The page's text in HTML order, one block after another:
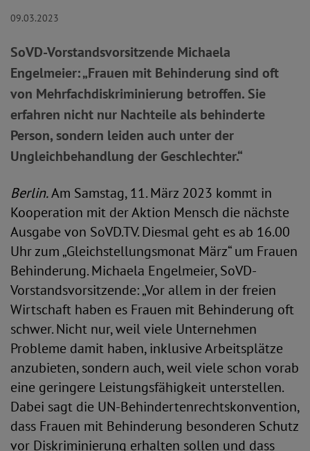
09.03.2023
SoVD-Vorstandsvorsitzende Michaela
Engelmeier: „Frauen mit Behinderung sind oft
von Mehrfachdiskriminierung betroffen. Sie
erfahren nicht nur Nachteile als behinderte
Person, sondern leiden auch unter der
Ungleichbehandlung der Geschlechter.“
Berlin.Am Samstag, 11. März 2023 kommt in
Kooperation mit der Aktion Mensch die nächste
Ausgabe von SoVD.TV. Diesmal geht es ab 16.00
Uhr zum „Gleichstellungsmonat März“ um Frauen
Behinderung. Michaela Engelmeier, SoVD-
Vorstandsvorsitzende: „Vor allem in der freien
Wirtschaft haben es Frauen mit Behinderung oft
schwer. Nicht nur, weil viele Unternehmen
Probleme damit haben, inklusive Arbeitsplätze
anzubieten, sondern auch, weil viele schon vorab
eine geringere Leistungsfähigkeit unterstellen.
Dabei sagt die UN-Behindertenrechtskonvention,
dass Frauen mit Behinderung besonderen Schutz
vor Diskriminierung erhalten sollen und dass